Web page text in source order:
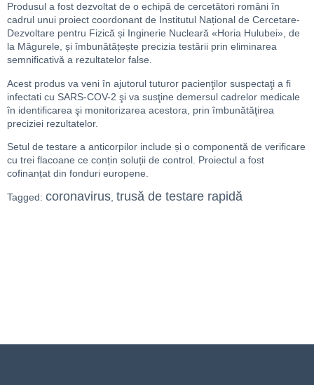
Produsul a fost dezvoltat de o echipă de cercetători români în
cadrul unui proiect coordonant de Institutul Național de Cercetare-
Dezvoltare pentru Fizică și Inginerie Nucleară «Horia Hulubei», de
la Măgurele, și îmbunătățește precizia testării prin eliminarea
semnificativă a rezultatelor false.
Acest produs va veni în ajutorul tuturor pacienţilor suspectaţi a fi
infectati cu SARS-COV-2 şi va susţine demersul cadrelor medicale
în identificarea şi monitorizarea acestora, prin îmbunătăţirea
preciziei rezultatelor.
Setul de testare a anticorpilor include și o componentă de verificare
cu trei flacoane ce conțin soluții de control. Proiectul a fost
cofinanțat din fonduri europene.
Tagged: coronavirus, trusă de testare rapidă